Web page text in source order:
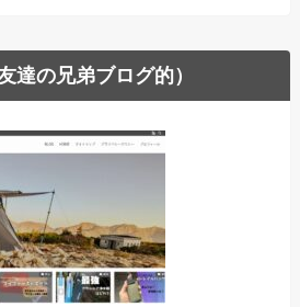
達の兄弟ブログ的）